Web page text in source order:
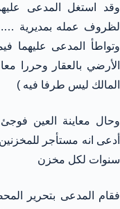
وقد استغل المدعى
لظروف عمله بمديرية ….
وتواطأ المدعى عليهما
المالك ليس طرفا فيه )
وحال معاينة العين
أدعى انه مستأجر
سنوات لكل مخزن